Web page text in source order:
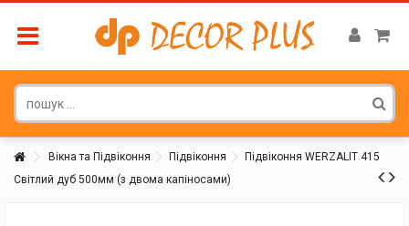
Вікна та Підвіконня Підвіконня
Підвіконня WERZALIT 415
Світлий дуб 500мм (з двома капіносами)